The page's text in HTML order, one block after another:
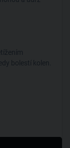
bolestí kolen.